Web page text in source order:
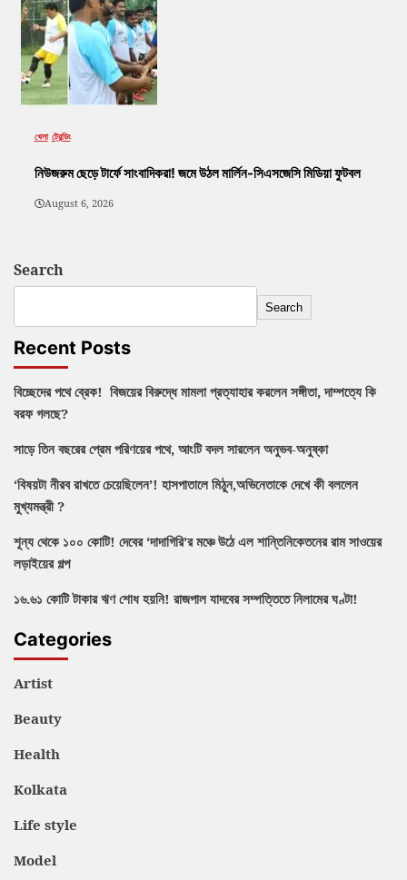
খেলা ট্রেন্ডিং
নিউজরুম ছেড়ে টার্ফে সাংবাদিকরা! জমে উঠল মার্লিন-সিএসজেসি মিডিয়া ফুটবল
August 6, 2026
Search
Search
Recent Posts
বিচ্ছেদের পথে ব্রেক! বিজয়ের বিরুদ্ধে মামলা প্রত্যাহার করলেন সঙ্গীতা, দাম্পত্যে কি
বরফ গলছে?
সাড়ে তিন বছরের প্রেম পরিণয়ের পথে, আংটি বদল সারলেন অনুভব-অনুষ্কা
‘বিষয়টা নীরব রাখতে চেয়েছিলেন’! হাসপাতালে মিঠুন,অভিনেতাকে দেখে কী বললেন
মুখ্যমন্ত্রী ?
শূন্য থেকে ১০০ কোটি! দেবের ‘দাদাগিরি’র মঞ্চে উঠে এল শান্তিনিকেতনের রাম সাওয়ের
লড়াইয়ের গল্প
১৬.৬১ কোটি টাকার ঋণ শোধ হয়নি! রাজপাল যাদবের সম্পত্তিতে নিলামের ঘণ্টা!
Categories
Artist
Beauty
Health
Kolkata
Life style
Model